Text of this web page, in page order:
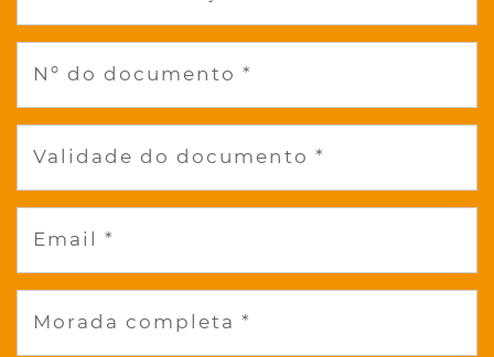
Nº do documento *
Validade do documento *
Email *
Morada completa *